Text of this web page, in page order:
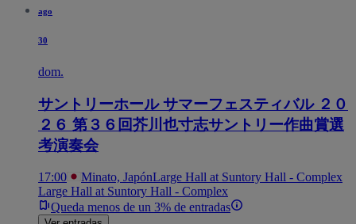
ago
30
dom.
サントリーホール サマーフェスティバル ２０
２６ 第３６回芥川也寸志サントリー作曲賞選
考演奏会
17:00 Minato, JapónLarge Hall at Suntory Hall - Complex
Large Hall at Suntory Hall - Complex
Queda menos de un 3% de entradas